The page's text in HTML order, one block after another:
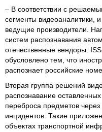
– В соответствии с
сегменты видеоаналитики,
ведущие производители.
систем распознавания
отечественные вендоры:
обусловлено тем, что
распознает российские
Вторая группа решений
распознавание
переброса предметов
инцидентов. Такие
объектах транспортной